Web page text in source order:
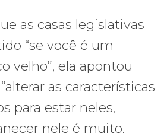
as casas legislativas
“se você é um
velho”, ela apontou
as características
para estar neles,
nele é muito,